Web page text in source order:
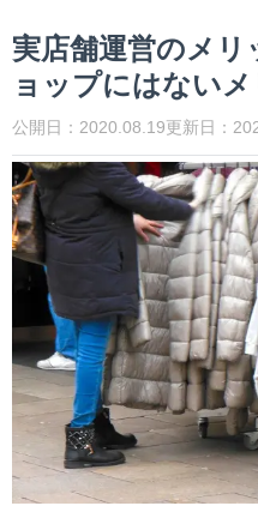
実店舗運営のメ
ョップにはない
公開日：2020.08.19更新日：